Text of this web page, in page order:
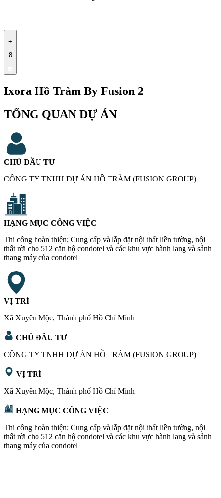
+
8
Ixora Hồ Tràm By Fusion 2
TỔNG QUAN DỰ ÁN
CHỦ ĐẦU TƯ
CÔNG TY TNHH DỰ ÁN HỒ TRÀM (FUSION GROUP)
HẠNG MỤC CÔNG VIỆC
Thi công hoàn thiện; Cung cấp và lắp đặt nội thất liền tường, nội
thất rời cho 512 căn hộ condotel và các khu vực hành lang và sảnh
thang máy của condotel
VỊ TRÍ
Xã Xuyên Mộc, Thành phố Hồ Chí Minh
CHỦ ĐẦU TƯ
CÔNG TY TNHH DỰ ÁN HỒ TRÀM (FUSION GROUP)
VỊ TRÍ
Xã Xuyên Mộc, Thành phố Hồ Chí Minh
HẠNG MỤC CÔNG VIỆC
Thi công hoàn thiện; Cung cấp và lắp đặt nội thất liền tường, nội
thất rời cho 512 căn hộ condotel và các khu vực hành lang và sảnh
thang máy của condotel